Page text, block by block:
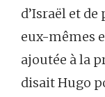
d’Israël et
eux-mêmes
ajoutée à la
disait Hugo